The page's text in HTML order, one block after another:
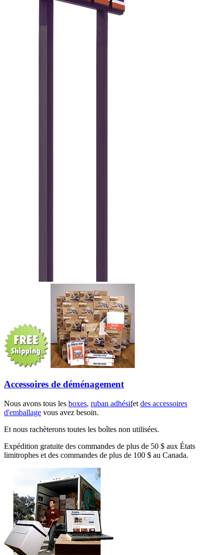
Accessoires de déménagement
Nous avons tous les boxes, ruban adhésifet des accessoires
d'emballage vous avez besoin.
Et nous rachèterons toutes les boîtes non utilisées.
Expédition gratuite des commandes de plus de 50 $ aux États
limitrophes et des commandes de plus de 100 $ au Canada.